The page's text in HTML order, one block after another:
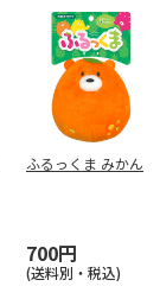
ふるっくま みかん
700円
(送料別・税込)